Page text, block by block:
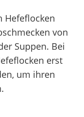
Hefeflocken
von
Suppen. Bei
erst
um ihren